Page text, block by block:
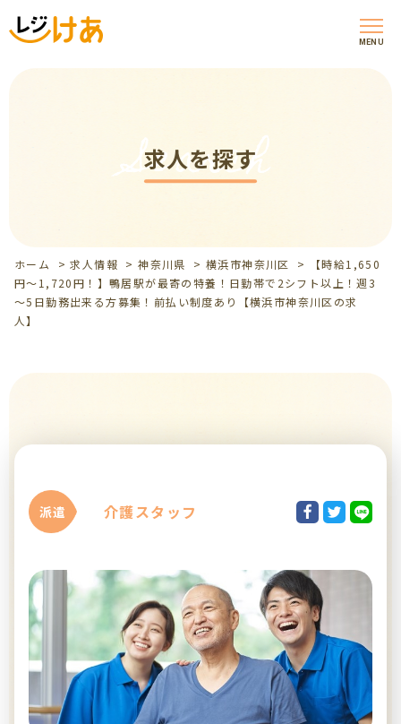
MENU
求人を探す
Search
ホーム >求人情報 >神奈川県 >横浜市神奈川区 >
【時給1,650
円～1,720円！】鴨居駅が最寄の特養！日勤帯で2シフト以上！週3
～5日勤務出来る方募集！前払い制度あり【横浜市神奈川区の求
人】
派遣 介護スタッフ